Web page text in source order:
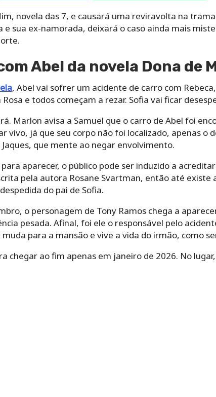
novela das 7, e causará uma reviravolta na
e sua ex-namorada, deixará o caso ainda mais
Abel da novela Dona de
, Abel vai sofrer um acidente de carro com
e todos começam a rezar. Sofia vai ficar
Marlon avisa a Samuel que o carro de Abel foi
vivo, já que seu corpo não foi localizado, apenas o
que mente ao negar envolvimento.
aparecer, o público pode ser induzido a
pela autora Rosane Svartman, então até existe
do pai de Sofia.
o personagem de Tony Ramos chega a
pesada. Afinal, foi ele o responsável pelo
muda para a mansão e vive a vida do irmão, como
chegar ao fim apenas em janeiro de 2026. No